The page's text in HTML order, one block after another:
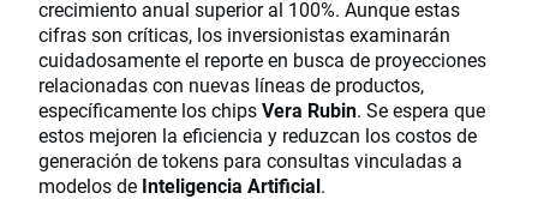
crecimiento anual superior al 100%. Aunque estas
cifras son críticas, los inversionistas examinarán
cuidadosamente el reporte en busca de proyecciones
relacionadas con nuevas líneas de productos,
específicamente los chipsVera Rubin. Se espera que
estos mejoren la eficiencia y reduzcan los costos de
generación de tokens para consultas vinculadas a
modelos de Inteligencia Artificial.